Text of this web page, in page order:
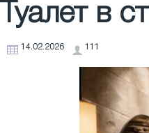
Туалет в
14.02.2026 111